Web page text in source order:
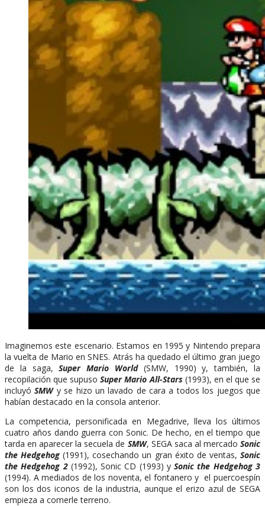
Imaginemos este escenario. Estamos en 1995 y Nintendo prepara
la vuelta de Mario en SNES. Atrás ha quedado el último gran juego
de la saga,Super Mario World(SMW, 1990) y, también, la
recopilación que supusoSuper Mario All-Stars (1993), en el que se
incluyóSMW y se hizo un lavado de cara a todos los juegos que
habían destacado en la consola anterior.
La competencia, personificada en Megadrive, lleva los últimos
cuatro años dando guerra con Sonic. De hecho, en el tiempo que
tarda en aparecer la secuela de SMW, SEGA saca al mercadoSonic
the Hedgehog (1991), cosechando un gran éxito de ventas,Sonic
the Hedgehog 2(1992), Sonic CD (1993) ySonic the Hedgehog 3
(1994). A mediados de los noventa, el fontanero y el puercoespín
son los dos iconos de la industria, aunque el erizo azul de SEGA
empieza a comerle terreno.